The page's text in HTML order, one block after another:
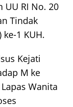
UU RI No. 20
Tindak
ke-1 KUH.
Kejati
M ke
Wanita